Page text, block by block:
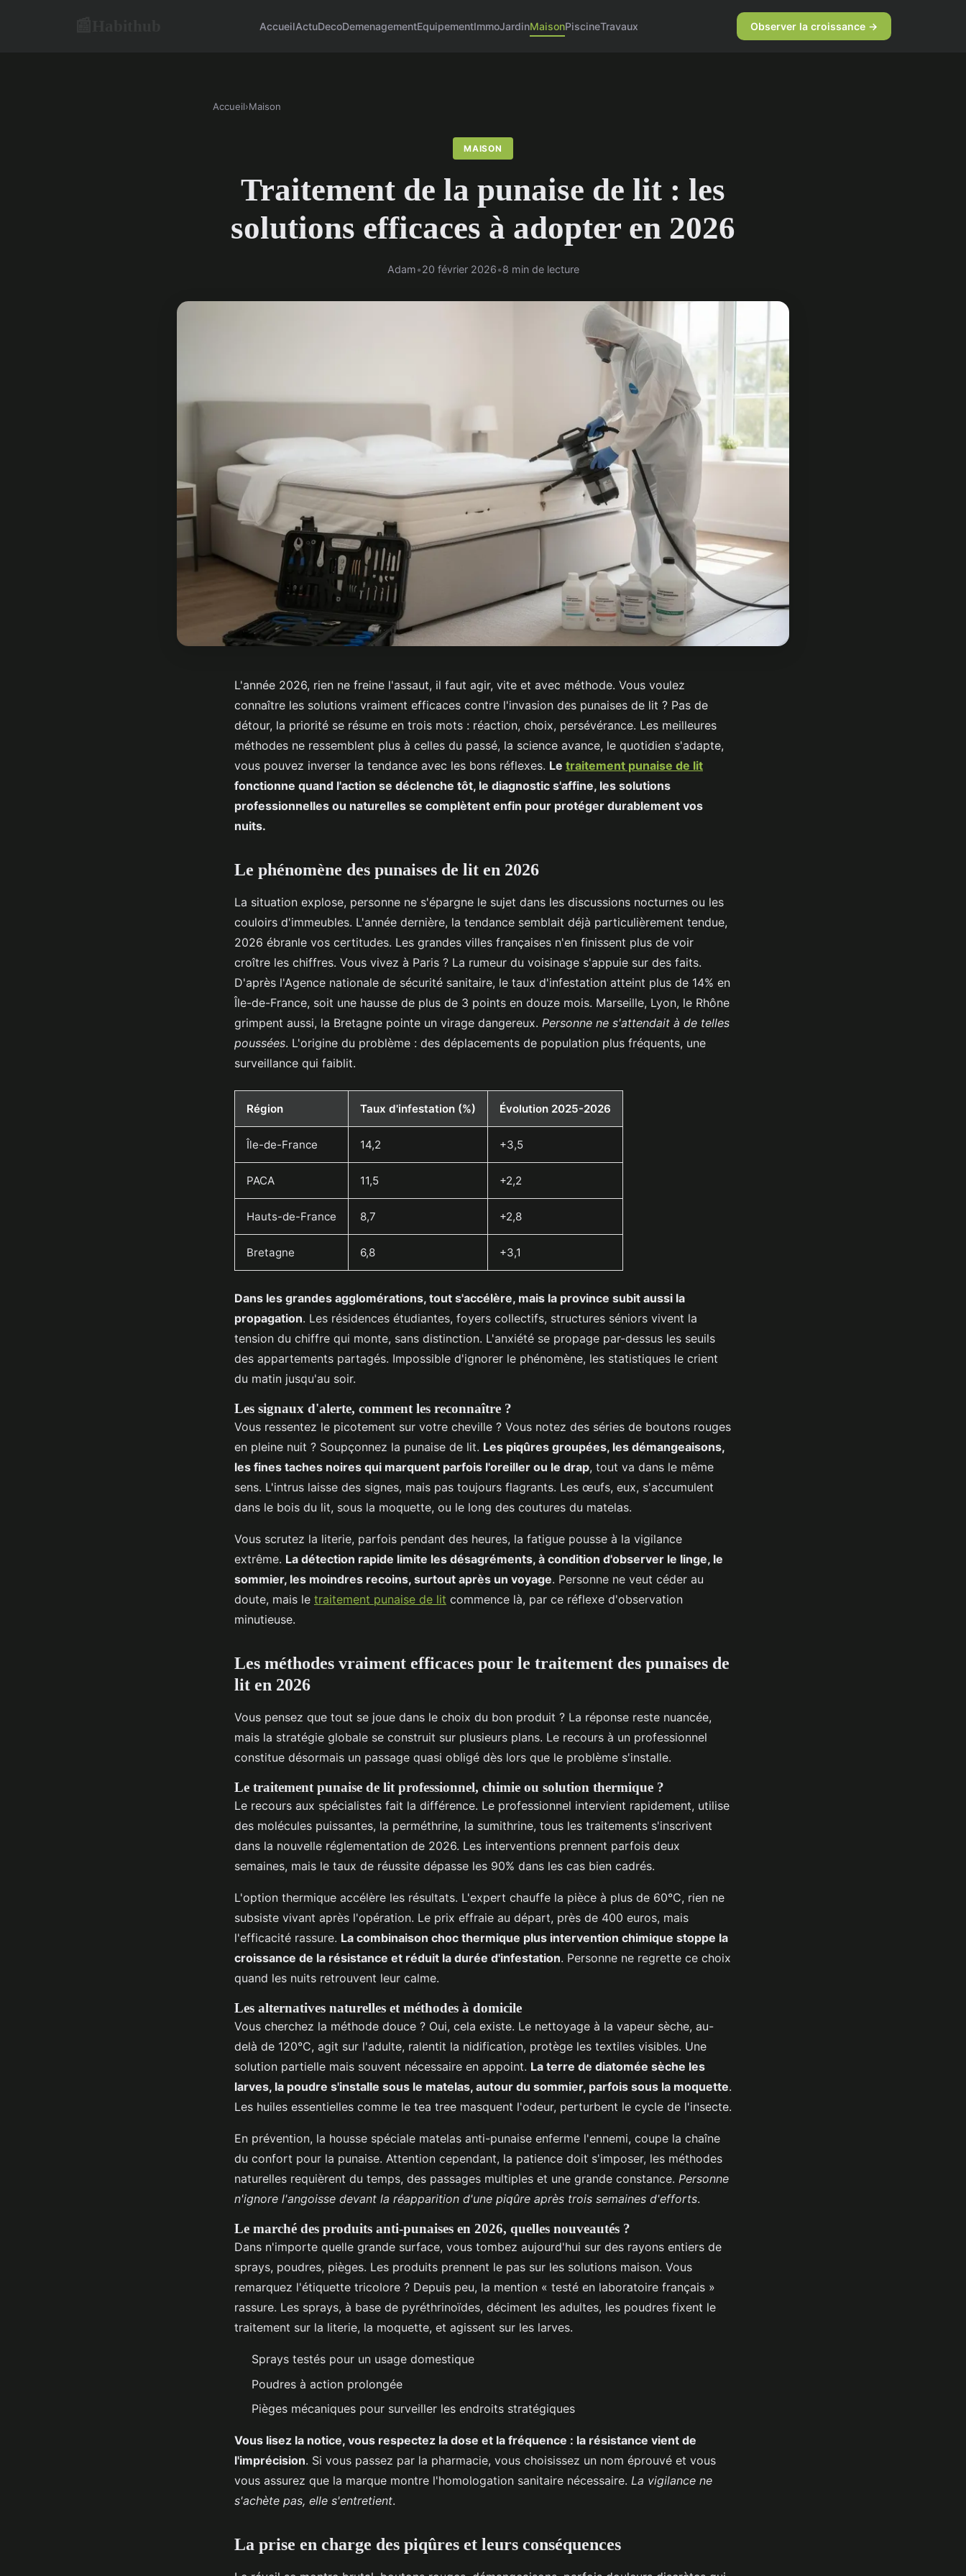
AccueilActuDecoDemenagementEquipementImmoJardinMaisonPiscineTravaux Observer la croissance →
Accueil›Maison
MAISON
Traitement de la punaise de lit : les
solutions efficaces à adopter en 2026
Adam•20 février 2026•8 min de lecture
L'année 2026, rien ne freine l'assaut, il faut agir, vite et avec méthode. Vous voulez
connaître les solutions vraiment efficaces contre l'invasion des punaises de lit ? Pas de
détour, la priorité se résume en trois mots : réaction, choix, persévérance. Les meilleures
méthodes ne ressemblent plus à celles du passé, la science avance, le quotidien s'adapte,
vous pouvez inverser la tendance avec les bons réflexes. Le traitement punaise de lit
fonctionne quand l'action se déclenche tôt, le diagnostic s'affine, les solutions
professionnelles ou naturelles se complètent enfin pour protéger durablement vos
nuits.
Le phénomène des punaises de lit en 2026
La situation explose, personne ne s'épargne le sujet dans les discussions nocturnes ou les
couloirs d'immeubles. L'année dernière, la tendance semblait déjà particulièrement tendue,
2026 ébranle vos certitudes. Les grandes villes françaises n'en finissent plus de voir
croître les chiffres. Vous vivez à Paris ? La rumeur du voisinage s'appuie sur des faits.
D'après l'Agence nationale de sécurité sanitaire, le taux d'infestation atteint plus de 14% en
Île-de-France, soit une hausse de plus de 3 points en douze mois. Marseille, Lyon, le Rhône
grimpent aussi, la Bretagne pointe un virage dangereux. Personne ne s'attendait à de telles
poussées. L'origine du problème : des déplacements de population plus fréquents, une
surveillance qui faiblit.
Région Taux d'infestation (%) Évolution 2025-2026
Île-de-France 14,2 +3,5
PACA 11,5 +2,2
Hauts-de-France 8,7 +2,8
Bretagne 6,8 +3,1
Dans les grandes agglomérations, tout s'accélère, mais la province subit aussi la
propagation. Les résidences étudiantes, foyers collectifs, structures séniors vivent la
tension du chiffre qui monte, sans distinction. L'anxiété se propage par-dessus les seuils
des appartements partagés. Impossible d'ignorer le phénomène, les statistiques le crient
du matin jusqu'au soir.
Les signaux d'alerte, comment les reconnaître ?
Vous ressentez le picotement sur votre cheville ? Vous notez des séries de boutons rouges
en pleine nuit ? Soupçonnez la punaise de lit. Les piqûres groupées, les démangeaisons,
les fines taches noires qui marquent parfois l'oreiller ou le drap, tout va dans le même
sens. L'intrus laisse des signes, mais pas toujours flagrants. Les œufs, eux, s'accumulent
dans le bois du lit, sous la moquette, ou le long des coutures du matelas.
Vous scrutez la literie, parfois pendant des heures, la fatigue pousse à la vigilance
extrême. La détection rapide limite les désagréments, à condition d'observer le linge, le
sommier, les moindres recoins, surtout après un voyage. Personne ne veut céder au
doute, mais le traitement punaise de lit commence là, par ce réflexe d'observation
minutieuse.
Les méthodes vraiment efficaces pour le traitement des punaises de
lit en 2026
Vous pensez que tout se joue dans le choix du bon produit ? La réponse reste nuancée,
mais la stratégie globale se construit sur plusieurs plans. Le recours à un professionnel
constitue désormais un passage quasi obligé dès lors que le problème s'installe.
Le traitement punaise de lit professionnel, chimie ou solution thermique ?
Le recours aux spécialistes fait la différence. Le professionnel intervient rapidement, utilise
des molécules puissantes, la perméthrine, la sumithrine, tous les traitements s'inscrivent
dans la nouvelle réglementation de 2026. Les interventions prennent parfois deux
semaines, mais le taux de réussite dépasse les 90% dans les cas bien cadrés.
L'option thermique accélère les résultats. L'expert chauffe la pièce à plus de 60°C, rien ne
subsiste vivant après l'opération. Le prix effraie au départ, près de 400 euros, mais
l'efficacité rassure. La combinaison choc thermique plus intervention chimique stoppe la
croissance de la résistance et réduit la durée d'infestation. Personne ne regrette ce choix
quand les nuits retrouvent leur calme.
Les alternatives naturelles et méthodes à domicile
Vous cherchez la méthode douce ? Oui, cela existe. Le nettoyage à la vapeur sèche, au-
delà de 120°C, agit sur l'adulte, ralentit la nidification, protège les textiles visibles. Une
solution partielle mais souvent nécessaire en appoint. La terre de diatomée sèche les
larves, la poudre s'installe sous le matelas, autour du sommier, parfois sous la moquette.
Les huiles essentielles comme le tea tree masquent l'odeur, perturbent le cycle de l'insecte.
En prévention, la housse spéciale matelas anti-punaise enferme l'ennemi, coupe la chaîne
du confort pour la punaise. Attention cependant, la patience doit s'imposer, les méthodes
naturelles requièrent du temps, des passages multiples et une grande constance. Personne
n'ignore l'angoisse devant la réapparition d'une piqûre après trois semaines d'efforts.
Le marché des produits anti-punaises en 2026, quelles nouveautés ?
Dans n'importe quelle grande surface, vous tombez aujourd'hui sur des rayons entiers de
sprays, poudres, pièges. Les produits prennent le pas sur les solutions maison. Vous
remarquez l'étiquette tricolore ? Depuis peu, la mention « testé en laboratoire français »
rassure. Les sprays, à base de pyréthrinoïdes, déciment les adultes, les poudres fixent le
traitement sur la literie, la moquette, et agissent sur les larves.
Sprays testés pour un usage domestique
Poudres à action prolongée
Pièges mécaniques pour surveiller les endroits stratégiques
Vous lisez la notice, vous respectez la dose et la fréquence : la résistance vient de
l'imprécision. Si vous passez par la pharmacie, vous choisissez un nom éprouvé et vous
vous assurez que la marque montre l'homologation sanitaire nécessaire. La vigilance ne
s'achète pas, elle s'entretient.
La prise en charge des piqûres et leurs conséquences